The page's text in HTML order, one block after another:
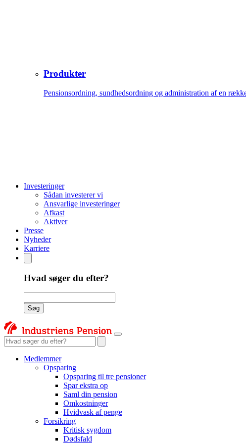
Produkter
Pensionsordning, sundhedsordning og administration af en
Investeringer
Sådan investerer vi
Ansvarlige investeringer
Afkast
Aktiver
Presse
Nyheder
Karriere
Hvad søger du efter?
Søg
Søgeord
Medlemmer
Opsparing
Opsparing til tre pensioner
Spar ekstra op
Saml din pension
Omkostninger
Hvidvask af penge
Forsikring
Kritisk sygdom
Dødsfald